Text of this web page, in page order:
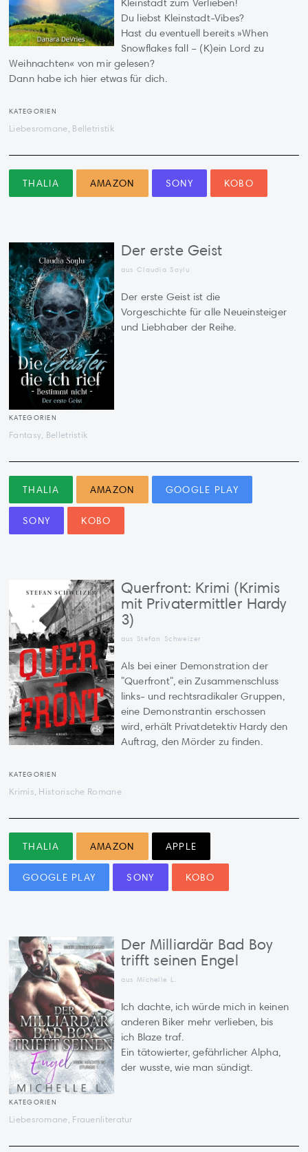
Kleinstadt zum Verlieben!
Du liebst Kleinstadt-Vibes?
Hast du eventuell bereits »When
Snowflakes fall – (K)ein Lord zu
Weihnachten« von mir gelesen?
Dann habe ich hier etwas für dich.
KATEGORIEN
Liebesromane, Belletristik
THALIA AMAZON SONY KOBO
Der erste Geist
aus Claudia Soylu
Der erste Geist ist die
Vorgeschichte für alle Neueinsteiger
und Liebhaber der Reihe.
KATEGORIEN
Fantasy, Belletristik
THALIA AMAZON GOOGLE PLAY
SONY KOBO
Querfront: Krimi (Krimis
mit Privatermittler Hardy
3)
aus Stefan Schweizer
Als bei einer Demonstration der
"Querfront", ein Zusammenschluss
links- und rechtsradikaler Gruppen,
eine Demonstrantin erschossen
wird, erhält Privatdetektiv Hardy den
Auftrag, den Mörder zu finden.
KATEGORIEN
Krimis, Historische Romane
THALIA AMAZON APPLE
GOOGLE PLAY SONY KOBO
Der Milliardär Bad Boy
trifft seinen Engel
aus Michelle L.
Ich dachte, ich würde mich in keinen
anderen Biker mehr verlieben, bis
ich Blaze traf.
Ein tätowierter, gefährlicher Alpha,
der wusste, wie man sündigt.
KATEGORIEN
Liebesromane, Frauenliteratur